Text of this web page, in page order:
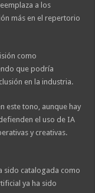
a los
más en el repertorio
como
que podría
en la industria.
este tono, aunque hay
el uso de IA
y creativas.
sido catalogada como
ya ha sido